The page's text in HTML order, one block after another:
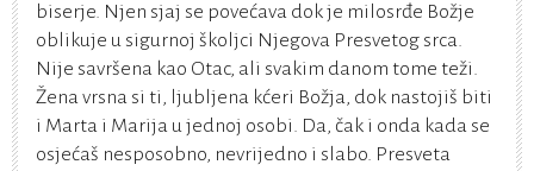
biserje. Njen sjaj se povećava dok je milosrđe Božje
oblikuje u sigurnoj školjci Njegova Presvetog srca.
Nije savršena kao Otac, ali svakim danom tome teži.
Žena vrsna si ti, ljubljena kćeri Božja, dok nastojiš biti
i Marta i Marija u jednoj osobi. Da, čak i onda kada se
osjećaš nesposobno, nevrijedno i slabo. Presveta